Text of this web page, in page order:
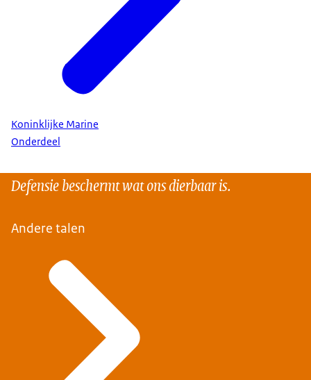
Koninklijke Marine
Onderdeel
Defensie beschermt wat ons dierbaar is.
Andere talen